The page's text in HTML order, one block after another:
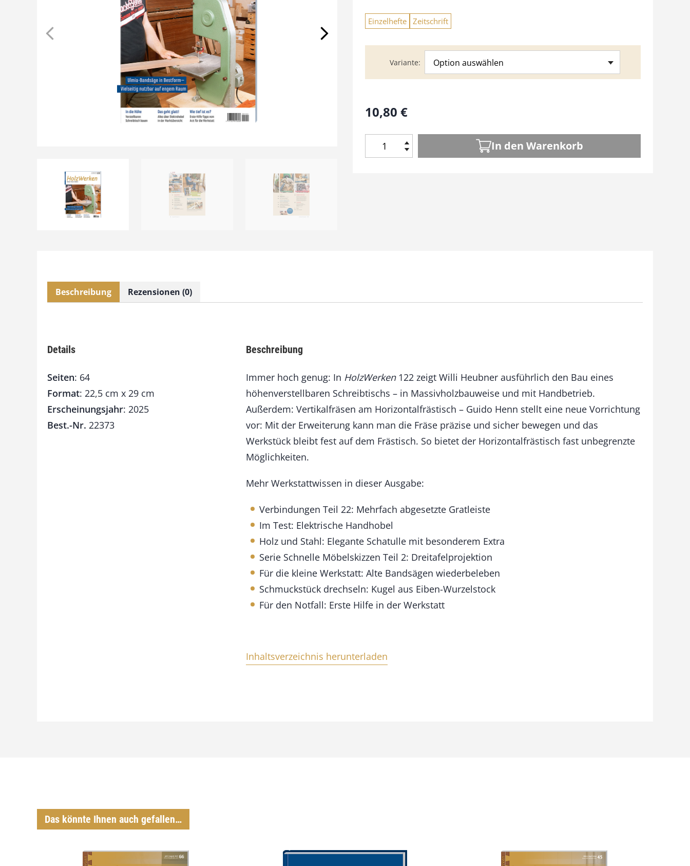
Einzelhefte Zeitschrift
Variante Option auswählen
10,80 €
g
u
s
t
2
2
e
n
e
In den Warenkorb
Beschreibung Rezensionen (0)
Beschreibung
Immer hoch genug: In HolzWerken122 zeigt Willi Heubner ausführlich den Bau eines
höhenverstellbaren Schreibtischs – in Massivholzbauweise und mit Handbetrieb.
Außerdem: Vertikalfräsen am Horizontalfrästisch – Guido Henn stellt eine neue Vorrichtung
vor: Mit der Erweiterung kann man die Fräse präzise und sicher bewegen und das
Werkstück bleibt fest auf dem Frästisch. So bietet der Horizontalfrästisch fast unbegrenzte
Möglichkeiten.
Mehr Werkstattwissen in dieser Ausgabe:
Verbindungen Teil 22: Mehrfach abgesetzte Gratleiste
Im Test: Elektrische Handhobel
Holz und Stahl: Elegante Schatulle mit besonderem Extra
Serie Schnelle Möbelskizzen Teil 2: Dreitafelprojektion
Für die kleine Werkstatt: Alte Bandsägen wiederbeleben
Schmuckstück drechseln: Kugel aus Eiben-Wurzelstock
Für den Notfall: Erste Hilfe in der Werkstatt
Inhaltsverzeichnis herunterladen
Details
Seiten: 64
Format: 22,5 cm x 29 cm
Erscheinungsjahr: 2025
Best.-Nr. 22373
Das könnte Ihnen auch gefallen…